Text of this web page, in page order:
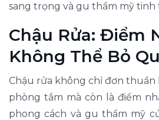
sang trọng và gu thẩm mỹ tinh
Chậu Rửa: Điểm
Không Thể Bỏ
Chậu rửa không chỉ đơn
phòng tắm mà còn là điểm
phong cách và gu thẩm mỹ